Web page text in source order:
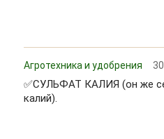
Агротехника и удобрения
✅СУЛЬФАТ КАЛИЯ (он же
калий).